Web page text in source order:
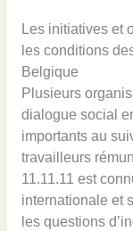
Les initiatives et
les conditions
Belgique
Plusieurs
dialogue social
importants au
travailleurs
11.11.11 est
internationale et
les questions